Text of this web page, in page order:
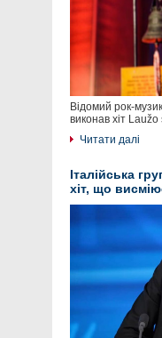
Відомий рок-
виконав хіт
Читати далі
Італійська
хіт, що